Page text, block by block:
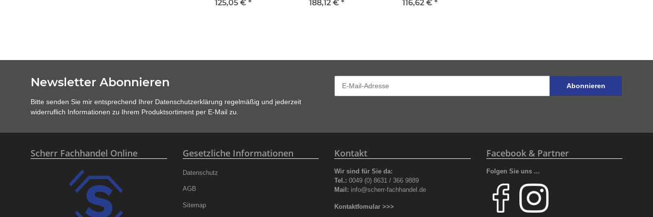
125,05 € * 188,12 € * 116,62 € *
Newsletter Abonnieren
Bitte senden Sie mir entsprechend Ihrer Datenschutzerklärung regelmäßig und jederzeit
widerruflich Informationen zu Ihrem Produktsortiment per E-Mail zu.
Abonnieren
Scherr Fachhandel Online Gesetzliche Informationen
Datenschutz
AGB
Sitemap
Kontakt
Wir sind für Sie da:
Tel.: 0049 (0) 8631 / 366 9889
Mail: info@scherr-fachhandel.de
Kontaktfomular >>>
Facebook & Partner
Folgen Sie uns ...